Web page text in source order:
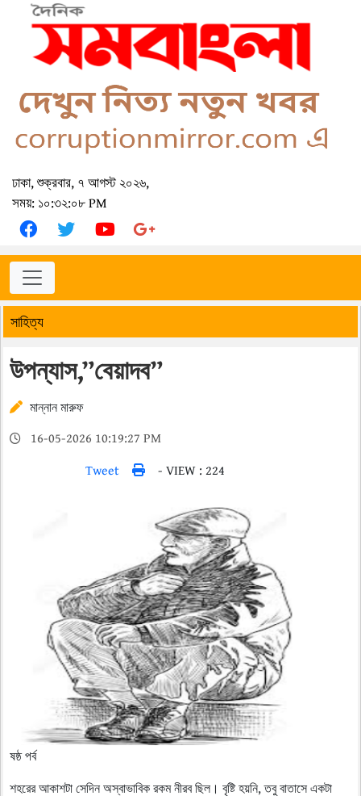
ঢাকা, শুক্রবার, ৭ আগস্ট ২০২৬,
সময়: ১০:৩২:০৮ PM
সাহিত্য
উপন্যাস,”বেয়াদব”
মান্নান মারুফ
16-05-2026 10:19:27 PM
Tweet
- VIEW : 224
ষষ্ঠ পর্ব
শহরের আকাশটা সেদিন অস্বাভাবিক রকম নীরব ছিল। বৃষ্টি হয়নি, তবু বাতাসে একটা